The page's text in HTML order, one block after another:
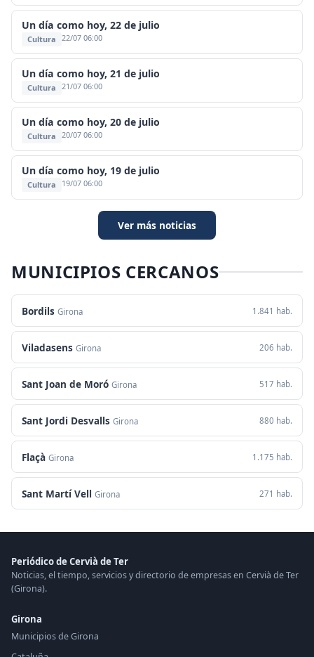
Un día como hoy, 22 de julio
Cultura 22/07 06:00
Un día como hoy, 21 de julio
Cultura 21/07 06:00
Un día como hoy, 20 de julio
Cultura 20/07 06:00
Un día como hoy, 19 de julio
Cultura 19/07 06:00
Ver más noticias
MUNICIPIOS CERCANOS
Bordils Girona 1.841 hab.
Viladasens Girona 206 hab.
Sant Joan de Moró Girona 517 hab.
Sant Jordi Desvalls Girona 880 hab.
Flaçà Girona 1.175 hab.
Sant Martí Vell Girona 271 hab.
Periódico de Cervià de Ter
Noticias, el tiempo, servicios y directorio de empresas en Cervià de Ter
(Girona).
Girona
Municipios de Girona